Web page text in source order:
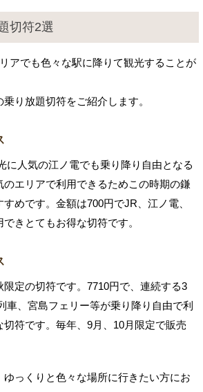
切符2選
アでも色々な駅に降りて観光することが
り放題切符をご紹介します。
に人気の江ノ電でも乗り降り自由となる
エリアで利用できるためこの時期の鎌
めです。金額は700円でJR、江ノ電、
きとてもお得な切符です。
定の切符です。7710円で、連続する3
車、宮島フェリー等が乗り降り自由で利
切符です。毎年、9月、10月限定で販売
っくりと色々な場所に行きたい方にお